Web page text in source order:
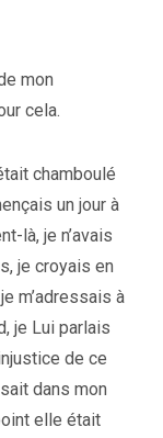
mon
cela.
chamboulé
un jour à
là, je n’avais
je croyais en
m’adressais à
je Lui parlais
de ce
dans mon
elle était